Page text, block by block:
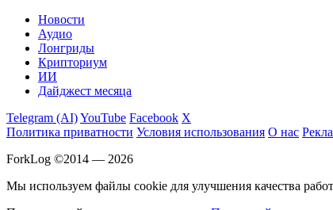
Новости
Аудио
Лонгриды
Крипториум
ИИ
Дайджест месяца
Telegram (AI)YouTube Facebook X
Политика приватности Условия использования О нас
ForkLog ©2014 — 2026
Мы используем файлы cookie для улучшения качества